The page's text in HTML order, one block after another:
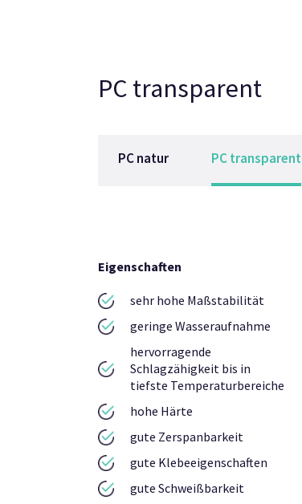
PC transparent
PC natur PC transparent
Eigenschaften
sehr hohe Maßstabilität
geringe Wasseraufnahme
hervorragende
Schlagzähigkeit bis in
tiefste Temperaturbereiche
hohe Härte
gute Zerspanbarkeit
gute Klebeeigenschaften
gute Schweißbarkeit